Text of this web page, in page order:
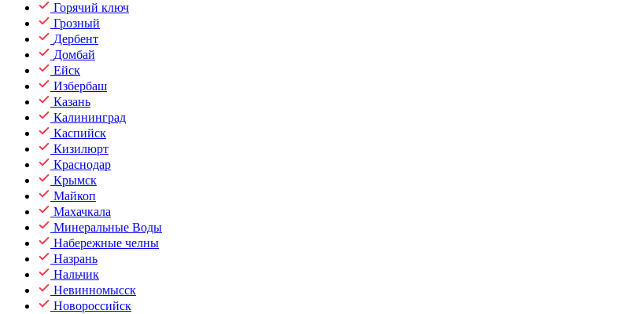
Горячий ключ
Грозный
Дербент
Домбай
Ейск
Избербаш
Казань
Калининград
Каспийск
Кизилюрт
Краснодар
Крымск
Майкоп
Махачкала
Минеральные Воды
Набережные челны
Назрань
Нальчик
Невинномысск
Новороссийск